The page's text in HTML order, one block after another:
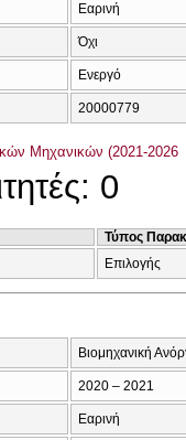
Εαρινή
Όχι
Ενεργό
20000779
Μηχανικών (2021-2026
0
Τύπος
Επιλογής
Βιομηχανική
2020 – 2021
Εαρινή